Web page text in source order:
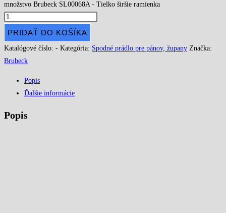
množstvo Brubeck SL00068A - Tielko širšie ramienka
PRIDAŤ DO KOŠÍKA
Katalógové číslo: - Kategória: Spodné prádlo pre pánov, župany Značka:
Brubeck
Popis
Ďalšie informácie
Popis